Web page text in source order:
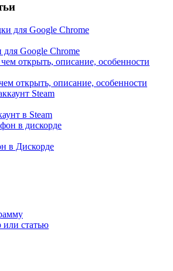
для Google Chrome
открыть, описание, особенности
в Steam
в Дискорде
или статью